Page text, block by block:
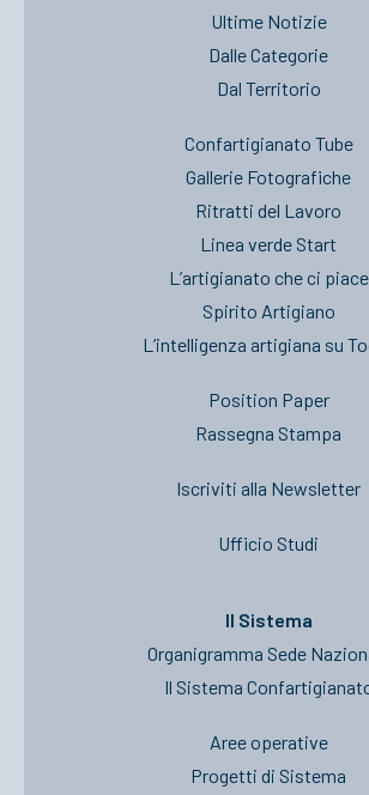
Ultime Notizie
Dalle Categorie
Dal Territorio
Confartigianato Tube
Gallerie Fotografiche
Ritratti del Lavoro
Linea verde Start
L’artigianato che ci piace
Spirito Artigiano
L’intelligenza artigiana su
Position Paper
Rassegna Stampa
Iscriviti alla Newsletter
Ufficio Studi
Il Sistema
Organigramma Sede
Il Sistema
Aree operative
Progetti di Sistema